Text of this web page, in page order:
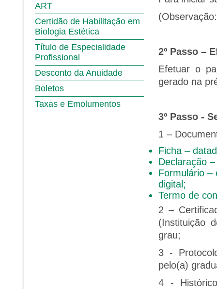
ART
Certidão de Habilitação em
Biologia Estética
Título de Especialidade
Profissional
Desconto da Anuidade
Boletos
Taxas e Emolumentos
2º Passo –
Efetuar o
gerado na
3º Passo -
1 –
Ficha –
Declaração
Formulário –
digital;
Termo de
2 –
(Instituição
grau;
3 -
pelo(a)
4 -